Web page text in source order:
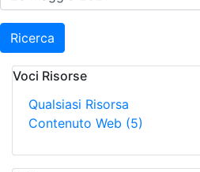
Ricerca
Voci Risorse
Qualsiasi Risorsa
Contenuto Web (5)